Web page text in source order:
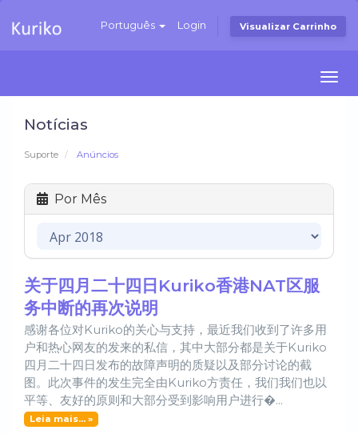
Português Login Visualizar Carrinho
Notícias
Suporte Anúncios
Por Mês
关于四月二十四日Kuriko香港NAT区服
务中断的再次说明
感谢各位对Kuriko的关心与支持，最近我们收到了许多用
户和热心网友的发来的私信，其中大部分都是关于Kuriko
四月二十四日发布的故障声明的质疑以及部分讨论的截
图。此次事件的发生完全由Kuriko方责任，我们我们也以
平等、友好的原则和大部分受到影响用户进行�...
Leia mais... »